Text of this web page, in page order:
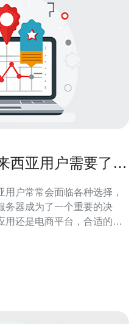
西亚用户需要了解
户常常会面临各种选择，
务器成为了一个重要的决
用还是电商平台，合适的云
在购买云服务器时做出明